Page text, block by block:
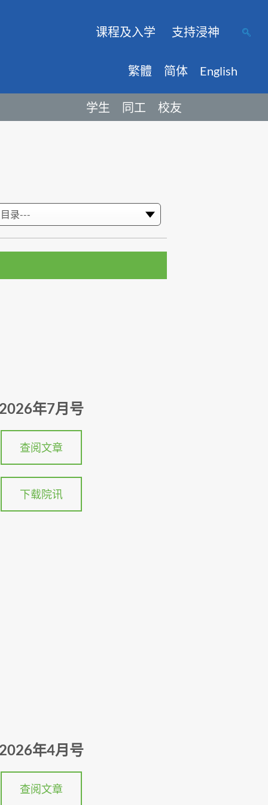
课程及入学 支持浸神
繁體 简体 English
学生 同工 校友
年7月号
查阅文章
下载院讯
年4月号
查阅文章